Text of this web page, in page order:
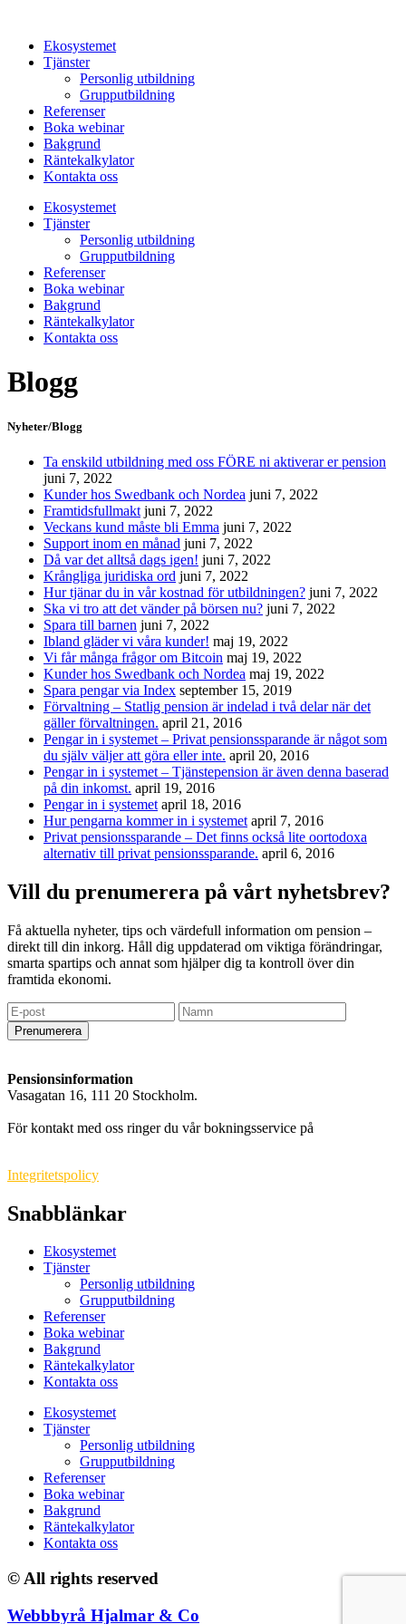
innehållEkosystemet
Tjänster
Personlig utbildning
Grupputbildning
Referenser
Boka webinar
Bakgrund
Räntekalkylator
Kontakta oss
Ekosystemet
Tjänster
Personlig utbildning
Grupputbildning
Referenser
Boka webinar
Bakgrund
Räntekalkylator
Kontakta oss
Blogg
Nyheter/Blogg
Ta enskild utbildning med oss FÖRE ni aktiverar er pension
juni 7, 2022
Kunder hos Swedbank och Nordea juni 7, 2022
Framtidsfullmakt juni 7, 2022
Veckans kund måste bli Emma juni 7, 2022
Support inom en månad juni 7, 2022
Då var det alltså dags igen! juni 7, 2022
Krångliga juridiska ord juni 7, 2022
Hur tjänar du in vår kostnad för utbildningen? juni 7, 2022
Ska vi tro att det vänder på börsen nu? juni 7, 2022
Spara till barnen juni 7, 2022
Ibland gläder vi våra kunder! maj 19, 2022
Vi får många frågor om Bitcoin maj 19, 2022
Kunder hos Swedbank och Nordea maj 19, 2022
Spara pengar via Index september 15, 2019
Förvaltning – Statlig pension är indelad i två delar när det
gäller förvaltningen. april 21, 2016
Pengar in i systemet – Privat pensionssparande är något som
du själv väljer att göra eller inte. april 20, 2016
Pengar in i systemet – Tjänstepension är även denna baserad
på din inkomst. april 19, 2016
Pengar in i systemet april 18, 2016
Hur pengarna kommer in i systemet april 7, 2016
Privat pensionssparande – Det finns också lite oortodoxa
alternativ till privat pensionssparande. april 6, 2016
Vill du prenumerera på vårt nyhetsbrev?
Få aktuella nyheter, tips och värdefull information om pension –
direkt till din inkorg. Håll dig uppdaterad om viktiga förändringar,
smarta spartips och annat som hjälper dig ta kontroll över din
framtida ekonomi.
Prenumerera
Pensionsinformation
Vasagatan 16, 111 20 Stockholm.
För kontakt med oss ringer du vår bokningsservice på
Integritetspolicy
Snabblänkar
Ekosystemet
Tjänster
Personlig utbildning
Grupputbildning
Referenser
Boka webinar
Bakgrund
Räntekalkylator
Kontakta oss
Ekosystemet
Tjänster
Personlig utbildning
Grupputbildning
Referenser
Boka webinar
Bakgrund
Räntekalkylator
Kontakta oss
© All rights reserved
Webbbyrå Hjalmar & Co